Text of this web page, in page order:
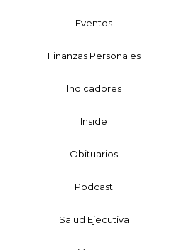
Eventos
Finanzas Personales
Indicadores
Inside
Obituarios
Podcast
Salud Ejecutiva